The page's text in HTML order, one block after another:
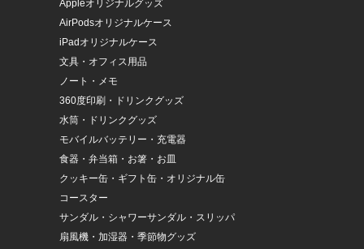
Appleオリジナルグッズ
AirPodsオリジナルケース
iPadオリジナルケース
文具・オフィス用品
ノート・メモ
360度印刷・ドリンクグッズ
水筒・ドリンクグッズ
モバイルバッテリー・充電器
食器・弁当箱・お箸・お皿
クッキー缶・ギフト缶・オリジナル缶
コースター
サンダル・シャワーサンダル・スリッパ
扇風機・加湿器・季節物グッズ